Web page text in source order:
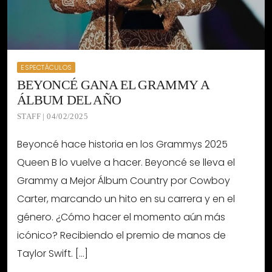
ESPECTÁCULOS
BEYONCÉ GANA EL GRAMMY A
ÁLBUM DEL AÑO
STAFF | 04/02/2025
Beyoncé hace historia en los Grammys 2025
Queen B lo vuelve a hacer. Beyoncé se lleva el
Grammy a Mejor Álbum Country por Cowboy
Carter, marcando un hito en su carrera y en el
género. ¿Cómo hacer el momento aún más
icónico? Recibiendo el premio de manos de
Taylor Swift. […]